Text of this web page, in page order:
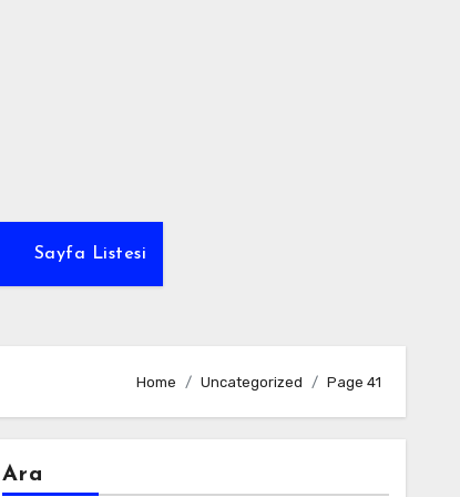
Sayfa Listesi
Home Uncategorized Page 41
Ara